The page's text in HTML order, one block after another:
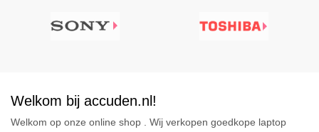
Welkom bij accuden.nl!
Welkom op onze online shop . Wij verkopen goedkope laptop